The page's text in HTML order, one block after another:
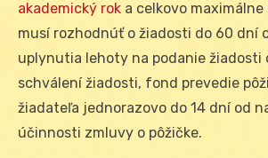
akademický rok a celkovo
musí rozhodnúť o žiadosti do 60 dní
uplynutia lehoty na podanie žiadosti
schválení žiadosti, fond prevedie
žiadateľa jednorazovo do 14 dní od
účinnosti zmluvy o pôžičke.